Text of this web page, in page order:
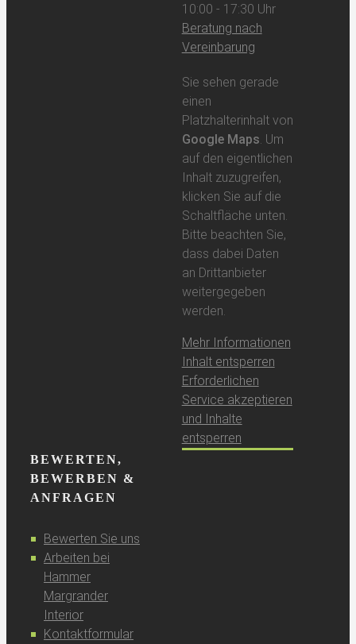
10:00 - 17:30 Uhr
Beratung nach
Vereinbarung
Sie sehen gerade
einen
Platzhalterinhalt von
Google Maps . Um
auf den eigentlichen
Inhalt zuzugreifen,
klicken Sie auf die
Schaltfläche unten.
Bitte beachten Sie,
dass dabei Daten
an Drittanbieter
weitergegeben
werden.
Mehr Informationen
Inhalt entsperren
Erforderlichen
Service akzeptieren
und Inhalte
entsperren
BEWERTEN,
BEWERBEN &
ANFRAGEN
Bewerten Sie uns
Arbeiten bei
Hammer
Margrander
Interior
Kontaktformular